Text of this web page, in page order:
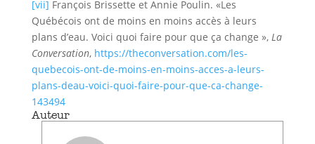
[vii] François Brissette et Annie Poulin. «Les
Québécois ont de moins en moins accès à leurs
plans d’eau. Voici quoi faire pour que ça change », La
Conversation, https://theconversation.com/les-
quebecois-ont-de-moins-en-moins-acces-a-leurs-
plans-deau-voici-quoi-faire-pour-que-ca-change-
143494
Auteur